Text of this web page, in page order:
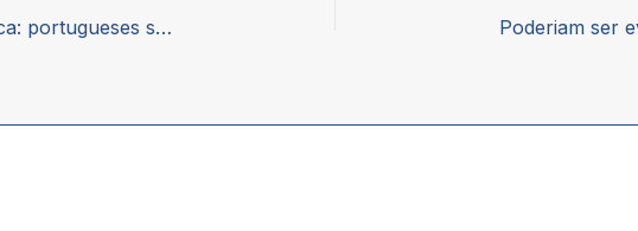
Abaixo de Espanha, Itália, França e Bélgica: portugueses são os que mais se esforçam para pagar medicamentos